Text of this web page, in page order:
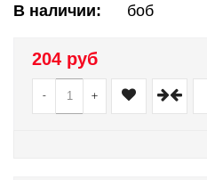
В наличии: боб
204 руб
- +